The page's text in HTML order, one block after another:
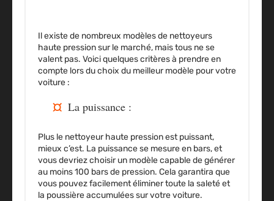
Il existe de nombreux modèles de nettoyeurs
haute pression sur le marché, mais tous ne se
valent pas. Voici quelques critères à prendre en
compte lors du choix du meilleur modèle pour votre
voiture :
La puissance :
Plus le nettoyeur haute pression est puissant,
mieux c’est. La puissance se mesure en bars, et
vous devriez choisir un modèle capable de générer
au moins 100 bars de pression. Cela garantira que
vous pouvez facilement éliminer toute la saleté et
la poussière accumulées sur votre voiture.